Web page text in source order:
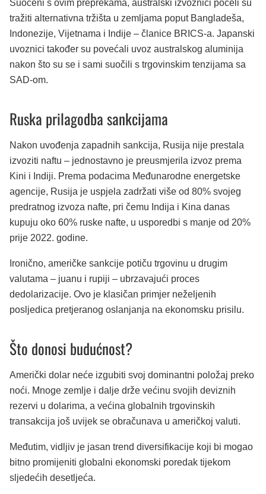
Suočeni s ovim preprekama, australski izvoznici počeli su
tražiti alternativna tržišta u zemljama poput Bangladeša,
Indonezije, Vijetnama i Indije – članice BRICS-a. Japanski
uvoznici također su povećali uvoz australskog aluminija
nakon što su se i sami suočili s trgovinskim tenzijama sa
SAD-om.
Ruska prilagodba sankcijama
Nakon uvođenja zapadnih sankcija, Rusija nije prestala
izvoziti naftu – jednostavno je preusmjerila izvoz prema
Kini i Indiji. Prema podacima Međunarodne energetske
agencije, Rusija je uspjela zadržati više od 80% svojeg
predratnog izvoza nafte, pri čemu Indija i Kina danas
kupuju oko 60% ruske nafte, u usporedbi s manje od 20%
prije 2022. godine.
Ironično, američke sankcije potiču trgovinu u drugim
valutama – juanu i rupiji – ubrzavajući proces
dedolarizacije. Ovo je klasičan primjer neželjenih
posljedica pretjeranog oslanjanja na ekonomsku prisilu.
Što donosi budućnost?
Američki dolar neće izgubiti svoj dominantni položaj preko
noći. Mnoge zemlje i dalje drže većinu svojih deviznih
rezervi u dolarima, a većina globalnih trgovinskih
transakcija još uvijek se obračunava u američkoj valuti.
Međutim, vidljiv je jasan trend diversifikacije koji bi mogao
bitno promijeniti globalni ekonomski poredak tijekom
sljedećih desetljeća.